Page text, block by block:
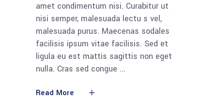
amet condimentum nisi. Curabitur ut
nisi semper, malesuada lectu s vel,
malesuada purus. Maecenas sodales
facilisis ipsum vitae facilisis. Sed et
ligula eu est mattis sagittis non eget
nulla. Cras sed congue
Read More